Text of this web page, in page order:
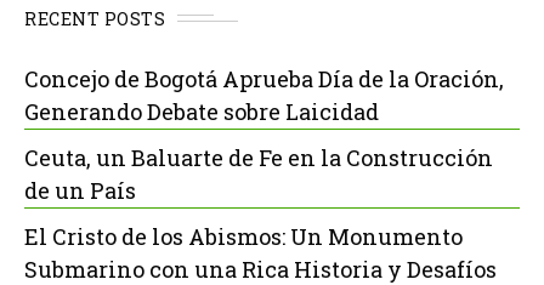
RECENT POSTS
Concejo de Bogotá Aprueba Día de la Oración,
Generando Debate sobre Laicidad
Ceuta, un Baluarte de Fe en la Construcción
de un País
El Cristo de los Abismos: Un Monumento
Submarino con una Rica Historia y Desafíos